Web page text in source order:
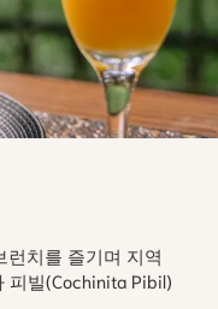
치를 즐기며 지역
피빌(Cochinita Pibil)